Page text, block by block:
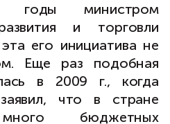
министром
и торговли
его инициатива не
Еще раз подобная
в 2009 г., когда
что в стране
бюджетных